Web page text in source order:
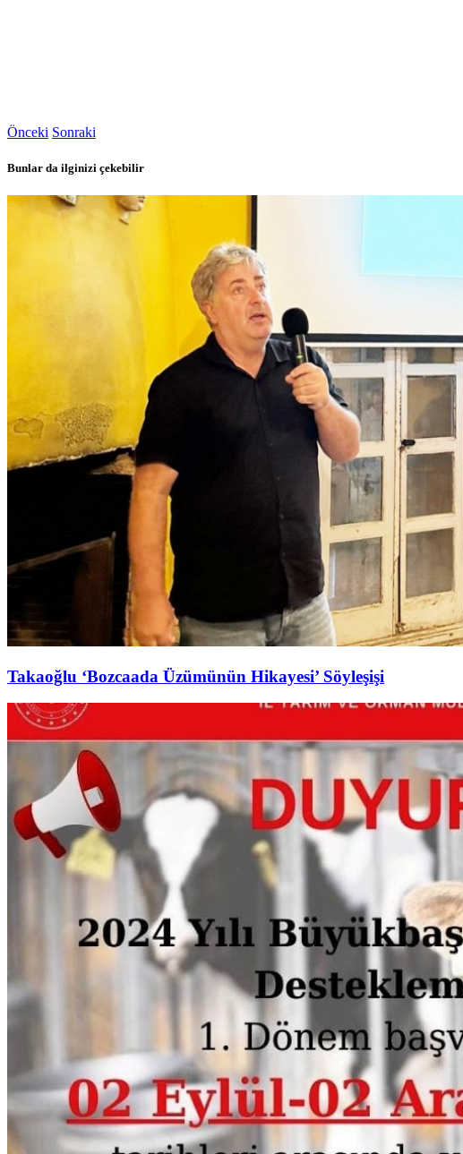
Önceki Sonraki
Bunlar da ilginizi çekebilir
Takaoğlu ‘Bozcaada Üzümünün Hikayesi’ Söyleşişi